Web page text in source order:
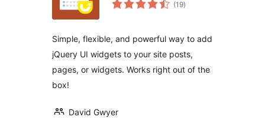
(19दर)
Simple, flexible, and powerful way to add
jQuery UI widgets to your site posts,
pages, or widgets. Works right out of the
box!
David Gwyer